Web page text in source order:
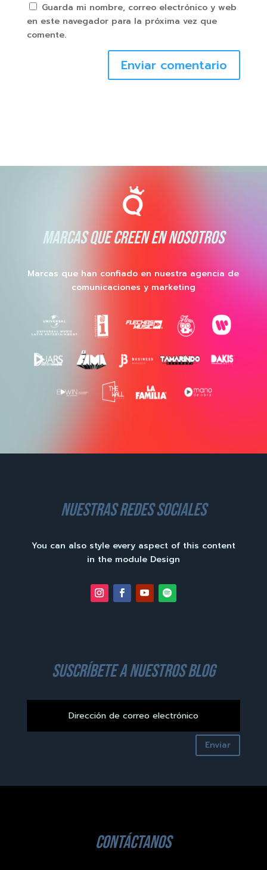
Guarda mi nombre, correo electrónico y web
en este navegador para la próxima vez que
comente.
Enviar comentario
MARCAS QUE CREEN EN NOSOTROS
Marcas que han confiado en nuestra agencia de
comunicaciones y marketing
nuestras redes sociales
You can also style every aspect of this content
in the module Design
suscríbete a nuestros blog
Enviar
contáctanos